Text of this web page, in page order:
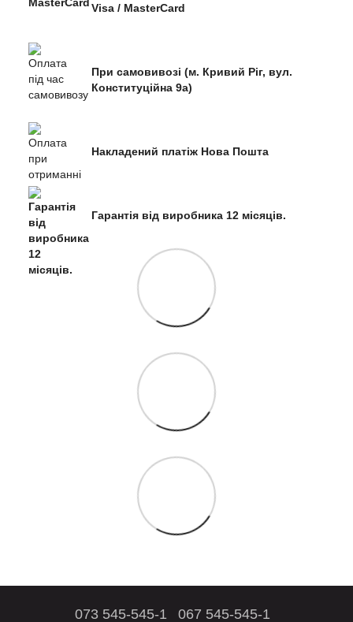
Visa / MasterCard
При самовивозі (м. Кривий Ріг, вул.
Конституційна 9а)
Накладений платіж Нова Пошта
Гарантія від виробника 12 місяців.
073 545-545-1 067 545-545-1